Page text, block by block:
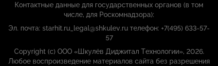
Контактные данные для государственных органов (в том
числе, для Роскомнадзора):
Эл. почта: starhit.ru_legal@shkulev.ru телефон: +7(495) 633-57-
57
Copyright (с) ООО «Шкулёв Диджитал Технологии», 2026.
Любое воспроизведение материалов сайта без разрешения